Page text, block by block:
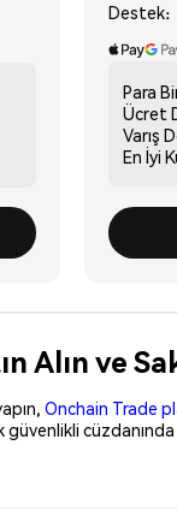
Destek:
Para
Ücret
Varış
En İyi
Alın ve
Onchain Trade
cüzdanında